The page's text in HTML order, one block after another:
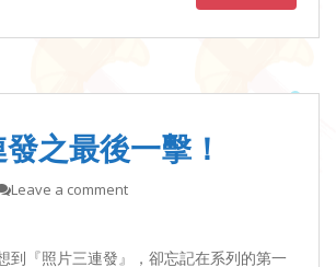
之最後一擊！
Leave a comment
到『照片三連發』，卻忘記在系列的第一